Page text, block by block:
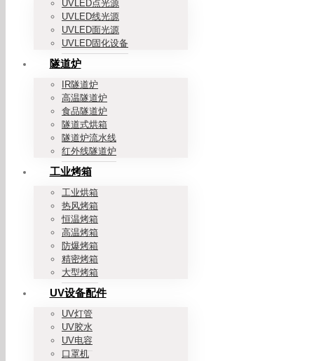
UVLED点光源
UVLED线光源
UVLED面光源
UVLED固化设备
隧道炉
IR隧道炉
高温隧道炉
食品隧道炉
隧道式烘箱
隧道炉流水线
红外线隧道炉
工业烤箱
工业烘箱
热风烤箱
恒温烤箱
高温烤箱
防爆烤箱
精密烤箱
大型烤箱
UV设备配件
UV灯管
UV胶水
UV电容
口罩机